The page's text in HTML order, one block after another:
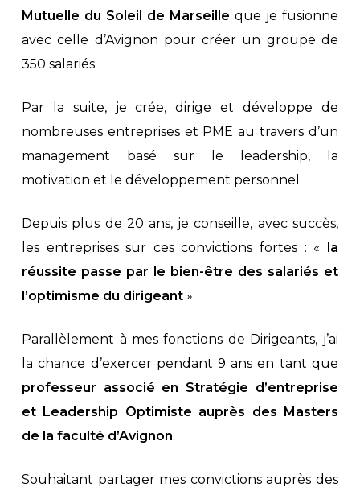
Mutuelle du Soleil de Marseille que je fusionne
avec celle d’Avignon pour créer un groupe de
350 salariés.
Par la suite, je crée, dirige et développe de
nombreuses entreprises et PME au travers d’un
management basé sur le leadership, la
motivation et le développement personnel.
Depuis plus de 20 ans, je conseille, avec succès,
les entreprises sur ces convictions fortes : « la
réussite passe par le bien-être des salariés et
l’optimisme du dirigeant ».
Parallèlement à mes fonctions de Dirigeants, j’ai
la chance d’exercer pendant 9 ans en tant que
professeur associé en Stratégie d’entreprise
et Leadership Optimiste auprès des Masters
de la faculté d’Avignon.
Souhaitant partager mes convictions auprès des